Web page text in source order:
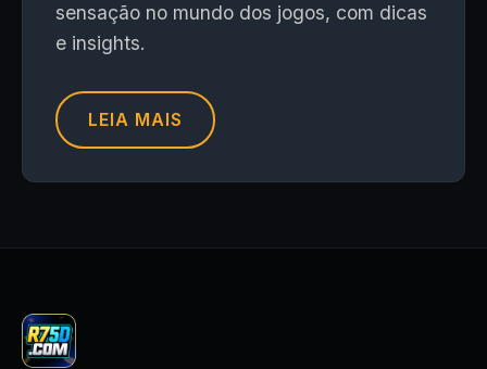
sensação no mundo dos jogos, com dicas
e insights.
LEIA MAIS